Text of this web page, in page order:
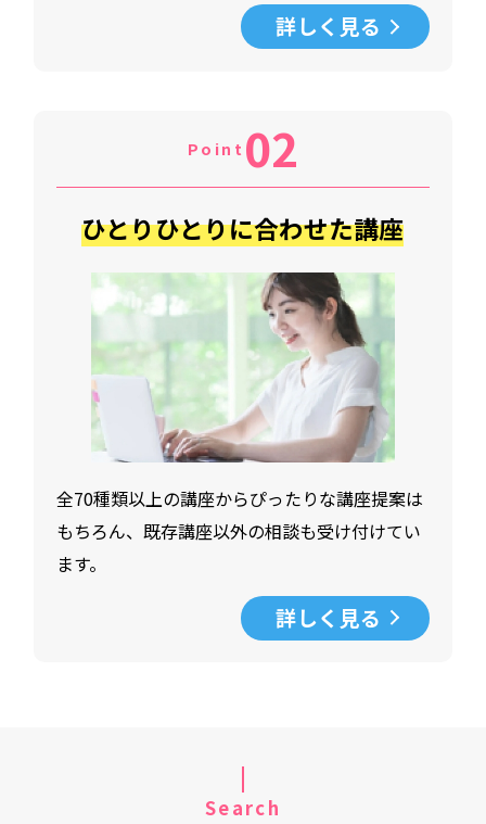
詳しく見る
Point 02
ひとりひとりに合わせた講座
全70種類以上の講座からぴったりな講座提案は
もちろん、既存講座以外の相談も受け付けてい
ます。
詳しく見る
Search